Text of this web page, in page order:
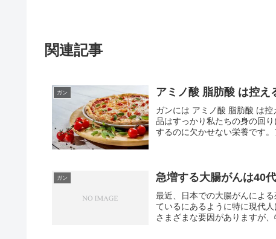
関連記事
ガン アミノ酸 脂肪酸 は控え
ガンには アミノ酸 脂肪酸 は
品はすっかり私たちの身の回
するのに欠かせない栄養です
ガン 急増する大腸がんは40
最近、日本での大腸がんによ
ているにあるように特に現代
さまざまな要因がありますが